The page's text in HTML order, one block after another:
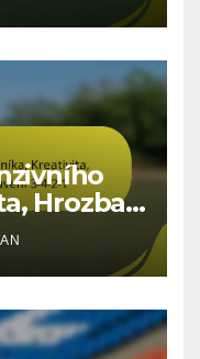
Hrozba
3-4-